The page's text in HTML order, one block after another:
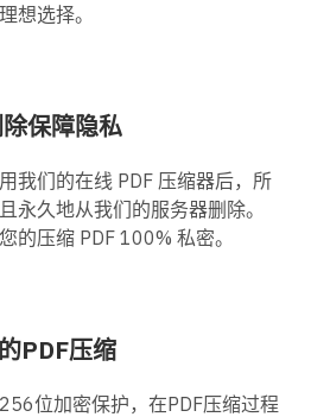
想选择。
保障隐私
我们的在线 PDF 压缩器后，所
永久地从我们的服务器删除。
的压缩 PDF 100% 私密。
PDF压缩
位加密保护，在PDF压缩过程